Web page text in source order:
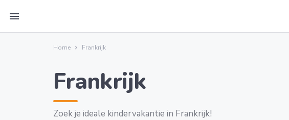
menu
Home Frankrijk
Frankrijk
Zoek je ideale kindervakantie in Frankrijk!